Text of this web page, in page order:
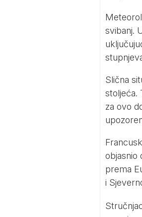
svibanj.
Slična
stoljeća.
za ovo
objasnio
prema
i